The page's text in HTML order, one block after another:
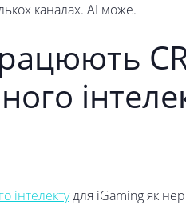
каналах. AI може.
інтелектудля iGaming як